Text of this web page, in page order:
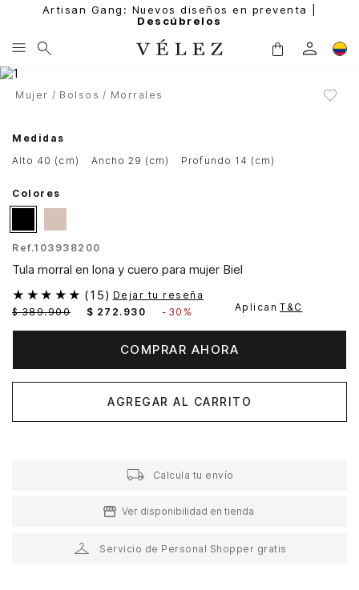
Artisan Gang: Nuevos diseños en preventa |
Descúbrelos
Mujer Bolsos Morrales
Medidas
alto 40 (cm)
ancho 29 (cm) profundo 14 (cm)
Colores
Ref.103938200
Tula morral en lona y cuero para mujer Biel
★ ★ ★ ★ ★ (15) Dejar tu reseña
$ 389.900 $ 272 . 930 - 30% Aplican T&C
COMPRAR AHORA
AGREGAR AL CARRITO
Calcula tu envío
Ver disponibilidad en tienda
Servicio de Personal Shopper gratis